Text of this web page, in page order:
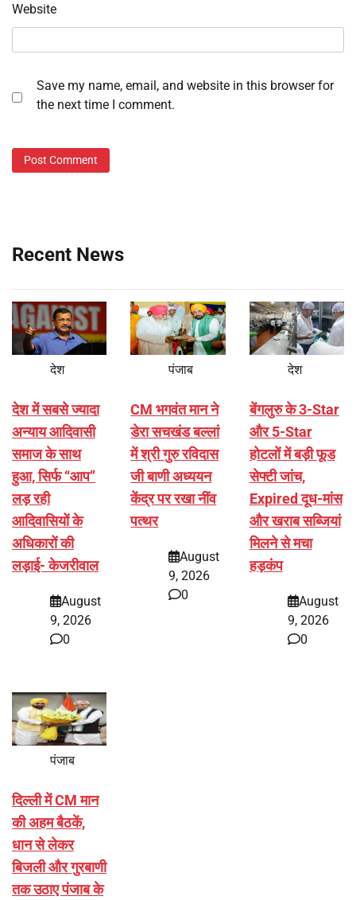
Website
Save my name, email, and website in this browser for
the next time I comment.
Recent News
देश
देश में सबसे ज्यादा
अन्याय आदिवासी
समाज के साथ
हुआ, सिर्फ ‘‘आप’’
लड़ रही
आदिवासियों के
अधिकारों की
लड़ाई- केजरीवाल
August
9, 2026
0
पंजाब
CM भगवंत मान ने
डेरा सचखंड बल्लां
में श्री गुरु रविदास
जी बाणी अध्ययन
केंद्र पर रखा नींव
पत्थर
August
9, 2026
0
देश
बेंगलुरु के 3-Star
और 5-Star
होटलों में बड़ी फूड
सेफ्टी जांच,
Expired दूध-मांस
और खराब सब्जियां
मिलने से मचा
हड़कंप
August
9, 2026
0
पंजाब
दिल्ली में CM मान
की अहम बैठकें,
धान से लेकर
बिजली और गुरबाणी
तक उठाए पंजाब के